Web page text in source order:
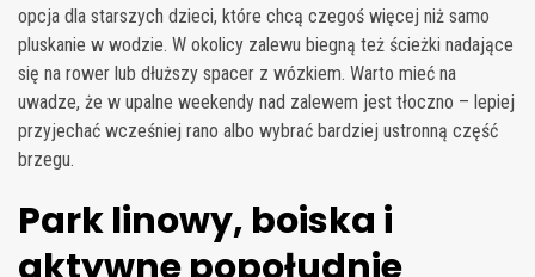
opcja dla starszych dzieci, które chcą czegoś więcej niż samo
pluskanie w wodzie. W okolicy zalewu biegną też ścieżki nadające
się na rower lub dłuższy spacer z wózkiem. Warto mieć na
uwadze, że w upalne weekendy nad zalewem jest tłoczno – lepiej
przyjechać wcześniej rano albo wybrać bardziej ustronną część
brzegu.
Park linowy, boiska i